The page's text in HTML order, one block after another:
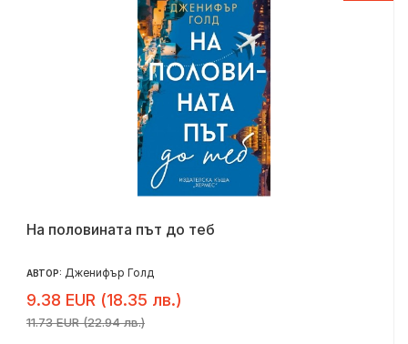
На половината път до теб
АВТОР: Дженифър Голд
9.38 EUR (18.35 лв.)
11.73 EUR (22.94 лв.)